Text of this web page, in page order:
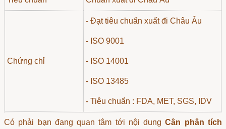
Chứng chỉ
- Đạt tiêu chuẩn xuất đi Châu Âu
- ISO 9001
- ISO 14001
- ISO 13485
- Tiêu chuẩn : FDA, MET, SGS, IDV
Có phải bạn đang quan tâm tới nội dungCân phân tích